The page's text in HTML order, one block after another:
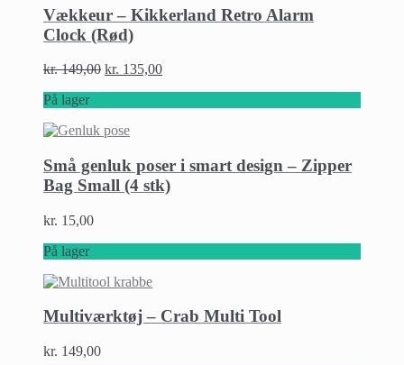
Vækkeur – Kikkerland Retro Alarm
Clock (Rød)
kr.149,00 kr. 135,00
På lager
Små genluk poser i smart design – Zipper
Bag Small (4 stk)
kr. 15,00
På lager
Multiværktøj – Crab Multi Tool
kr. 149,00